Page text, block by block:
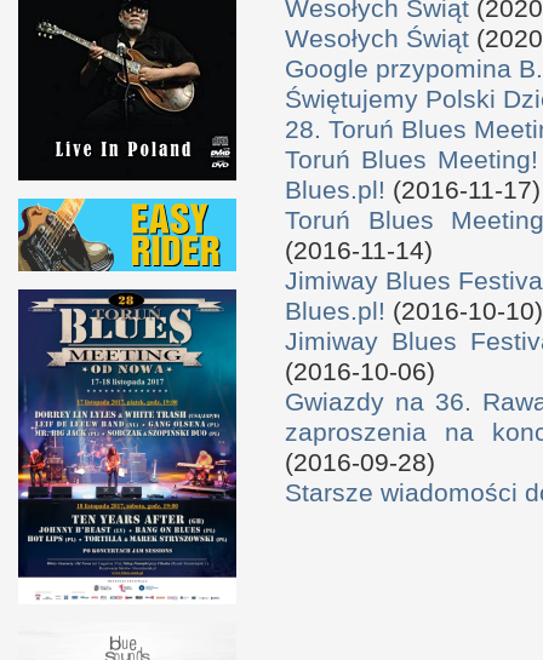
Wesołych Świąt
Wesołych Świąt
Google przypomina
Świętujemy Polski
28. Toruń Blues
Toruń Blues
Blues.pl! (2016-11-17)
Toruń Blues
(2016-11-14)
Jimiway Blues
Blues.pl! (2016-10-10)
Jimiway Blues
(2016-10-06)
Gwiazdy na 36.
zaproszenia na
(2016-09-28)
Starsze wiadomości